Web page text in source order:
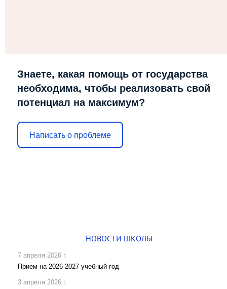
Знаете, какая помощь от государства
необходима, чтобы реализовать свой
потенциал на максимум?
Написать о проблеме
НОВОСТИ ШКОЛЫ
7 апреля 2026 г.
Прием на 2026-2027 учебный год
3 апреля 2026 г.